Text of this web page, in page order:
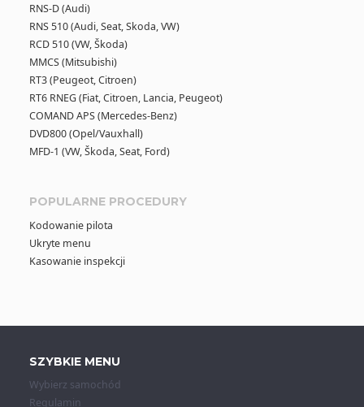
RNS-D (Audi)
RNS 510 (Audi, Seat, Skoda, VW)
RCD 510 (VW, Škoda)
MMCS (Mitsubishi)
RT3 (Peugeot, Citroen)
RT6 RNEG (Fiat, Citroen, Lancia, Peugeot)
COMAND APS (Mercedes-Benz)
DVD800 (Opel/Vauxhall)
MFD-1 (VW, Škoda, Seat, Ford)
POPULARNE PROCEDURY
Kodowanie pilota
Ukryte menu
Kasowanie inspekcji
SZYBKIE MENU
Wybierz samochód
Regulamin